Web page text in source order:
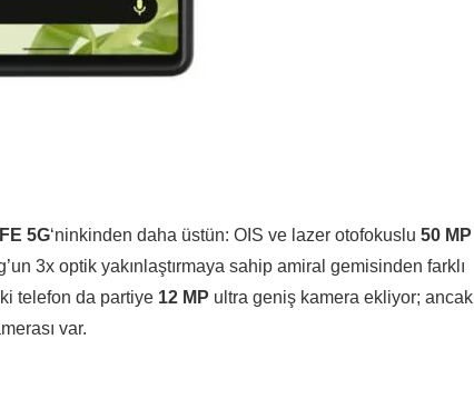
5G‘ninkinden daha üstün: OIS ve lazer otofokuslu 50 MP
3x optik yakınlaştırmaya sahip amiral gemisinden farklı
telefon da partiye 12 MP ultra geniş kamera ekliyor; ancak
var.